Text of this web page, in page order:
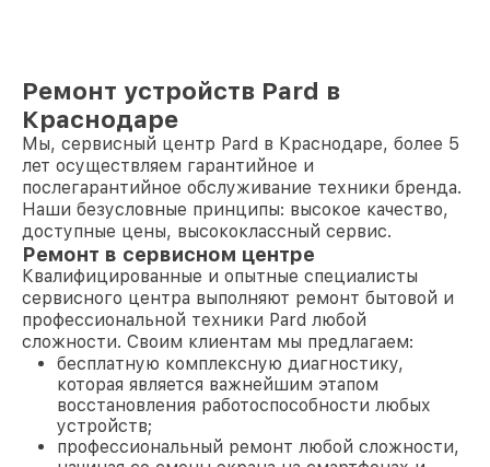
Ремонт устройств Pard в
Краснодаре
Мы, сервисный центр Pard в Краснодаре, более 5
лет осуществляем гарантийное и
послегарантийное обслуживание техники бренда.
Наши безусловные принципы: высокое качество,
доступные цены, высококлассный сервис.
Ремонт в сервисном центре
Квалифицированные и опытные специалисты
сервисного центра выполняют ремонт бытовой и
профессиональной техники Pard любой
сложности. Своим клиентам мы предлагаем:
бесплатную комплексную диагностику,
которая является важнейшим этапом
восстановления работоспособности любых
устройств;
профессиональный ремонт любой сложности,